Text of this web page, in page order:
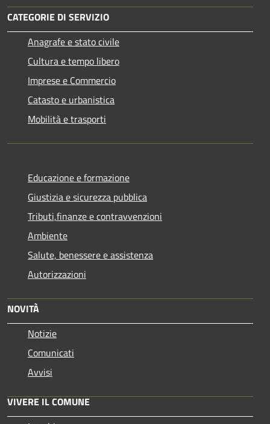
CATEGORIE DI SERVIZIO
Anagrafe e stato civile
Cultura e tempo libero
Imprese e Commercio
Catasto e urbanistica
Mobilità e trasporti
Educazione e formazione
Giustizia e sicurezza pubblica
Tributi,finanze e contravvenzioni
Ambiente
Salute, benessere e assistenza
Autorizzazioni
NOVITÀ
Notizie
Comunicati
Avvisi
VIVERE IL COMUNE